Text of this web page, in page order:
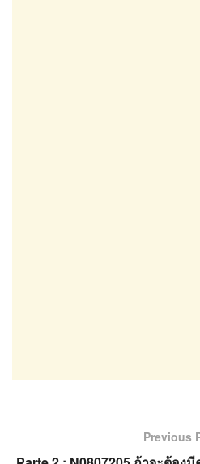
Previous